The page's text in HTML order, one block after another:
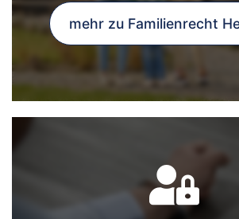
mehr zu Familienrecht